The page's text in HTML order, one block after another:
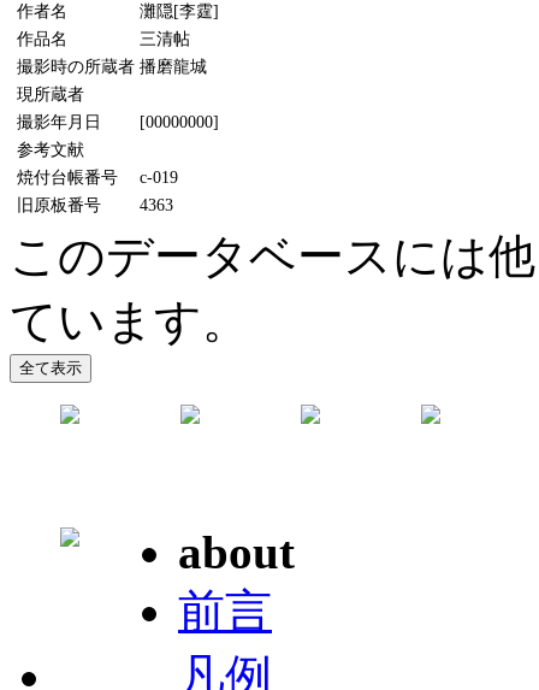
作者名
灘隠[李霆]
作品名
三清帖
撮影時の所蔵者 播磨龍城
現所蔵者
撮影年月日
[00000000]
参考文献
焼付台帳番号
c-019
旧原板番号
4363
このデータベースには
ています。
about
前言
凡例